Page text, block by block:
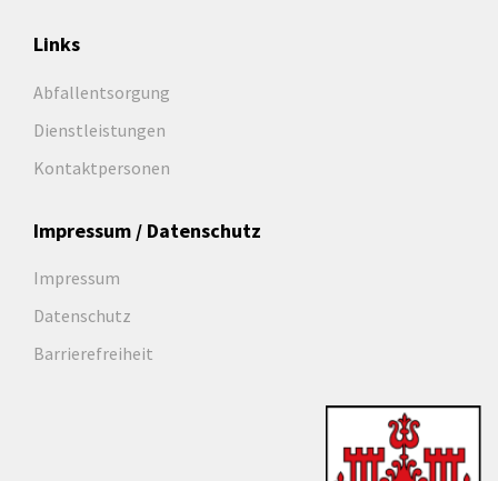
Links
Abfallentsorgung
Dienstleistungen
Kontaktpersonen
Impressum / Datenschutz
Impressum
Datenschutz
Barrierefreiheit